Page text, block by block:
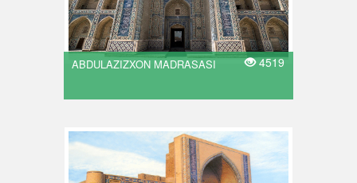
ABDULAZIZXON MADRASASI 4519